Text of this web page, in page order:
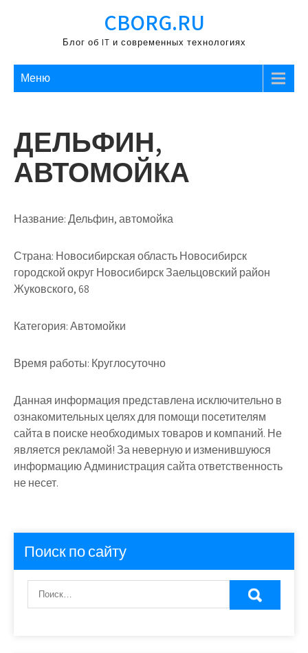
содержимому
CBORG.RU
Блог об IT и современных технологиях
Меню
ДЕЛЬФИН,
АВТОМОЙКА
Название:Дельфин, автомойка
Страна: Новосибирская область Новосибирск
городской округ Новосибирск Заельцовский район
Жуковского, 68
Категория:Автомойки
Время работы: Круглосуточно
Данная информация представлена исключительно в
ознакомительных целях для помощи посетителям
сайта в поиске необходимых товаров и компаний. Не
является рекламой! За неверную и изменившуюся
информацию Администрация сайта ответственность
не несет.
Поиск по сайту